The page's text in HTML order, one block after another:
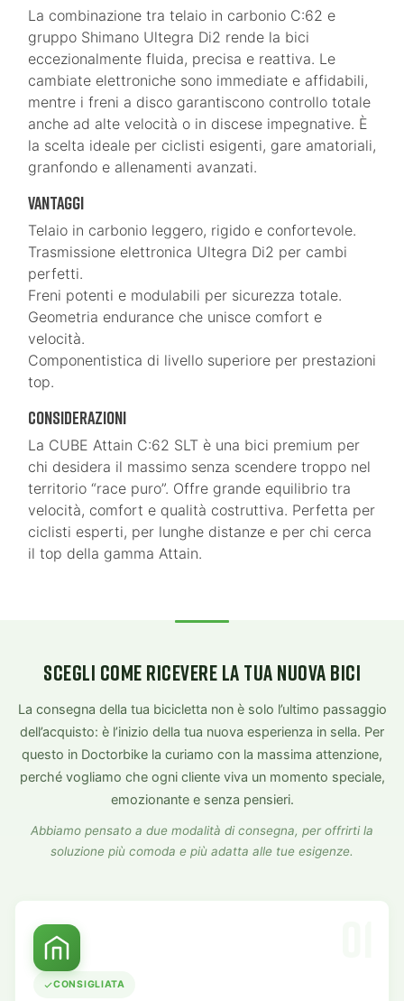
La combinazione tra telaio in carbonio C:62 e
gruppo Shimano Ultegra Di2 rende la bici
eccezionalmente fluida, precisa e reattiva. Le
cambiate elettroniche sono immediate e affidabili,
mentre i freni a disco garantiscono controllo totale
anche ad alte velocità o in discese impegnative. È
la scelta ideale per ciclisti esigenti, gare amatoriali,
granfondo e allenamenti avanzati.
Vantaggi
Telaio in carbonio leggero, rigido e confortevole.
Trasmissione elettronica Ultegra Di2 per cambi
perfetti.
Freni potenti e modulabili per sicurezza totale.
Geometria endurance che unisce comfort e
velocità.
Componentistica di livello superiore per prestazioni
top.
Considerazioni
La CUBE Attain C:62 SLT è una bici premium per
chi desidera il massimo senza scendere troppo nel
territorio “race puro”. Offre grande equilibrio tra
velocità, comfort e qualità costruttiva. Perfetta per
ciclisti esperti, per lunghe distanze e per chi cerca
il top della gamma Attain.
SCEGLI COME RICEVERE LA TUA NUOVA BICI
La consegna della tua bicicletta non è solo l’ultimo passaggio
dell’acquisto: è l’inizio della tua nuova esperienza in sella. Per
questo in Doctorbike la curiamo con la massima attenzione,
perché vogliamo che ogni cliente viva un momento speciale,
emozionante e senza pensieri.
Abbiamo pensato a due modalità di consegna, per offrirti la
soluzione più comoda e più adatta alle tue esigenze.
CONSIGLIATA